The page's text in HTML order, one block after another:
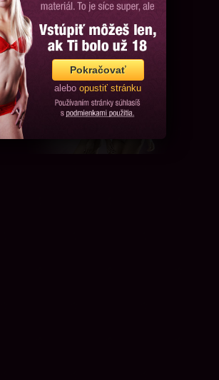
Chcem ďalšie videá, prosím
Pokračovať
alebo opustiť stránku